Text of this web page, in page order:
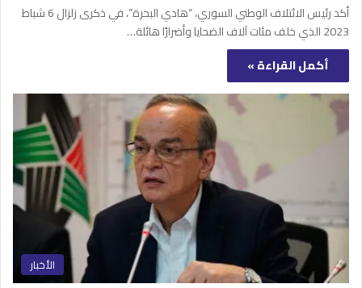
أكد رئيس الائتلاف الوطني السوري، “هادي البحرة”، في ذكرى زلزال 6 شباط
2023 الذي خلف مئات آلاف الضحايا وأضرارًا هائلة…
أكمل القراءة »
الأخبار